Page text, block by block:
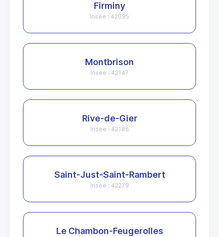
Firminy
Insee : 42095
Montbrison
Insee : 42147
Rive-de-Gier
Insee : 42186
Saint-Just-Saint-Rambert
Insee : 42279
Le Chambon-Feugerolles